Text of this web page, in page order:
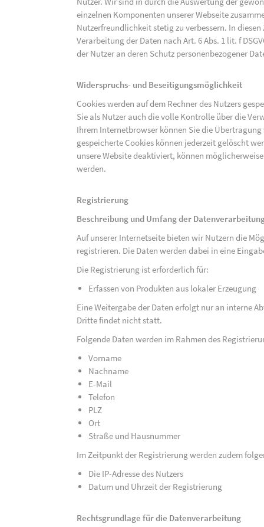
einzelnen Komponenten unserer Webseite
Nutzerfreundlichkeit stetig zu verbessern. In
Verarbeitung der Daten nach Art. 6 Abs. 1 lit. f
der Nutzer an deren Schutz personenbezogener
Widerspruchs- und Beseitigungsmöglichkeit
Cookies werden auf dem Rechner des Nutzers
Sie als Nutzer auch die volle Kontrolle über die
Ihrem Internetbrowser können Sie die
gespeicherte Cookies können jederzeit gelöscht
unsere Website deaktiviert, können
werden.
Registrierung
Beschreibung und Umfang der
Auf unserer Internetseite bieten wir Nutzern die
registrieren. Die Daten werden dabei in eine
Die Registrierung ist erforderlich für:
Erfassen von Produkten aus lokaler Erzeugung
Eine Weitergabe der Daten erfolgt nur an interne
Dritte findet nicht statt.
Folgende Daten werden im Rahmen des
Vorname
Nachname
E-Mail
Telefon
PLZ
Ort
Straße und Hausnummer
Im Zeitpunkt der Registrierung werden zudem
Die IP-Adresse des Nutzers
Datum und Uhrzeit der Registrierung
Rechtsgrundlage für die Datenverarbeitung